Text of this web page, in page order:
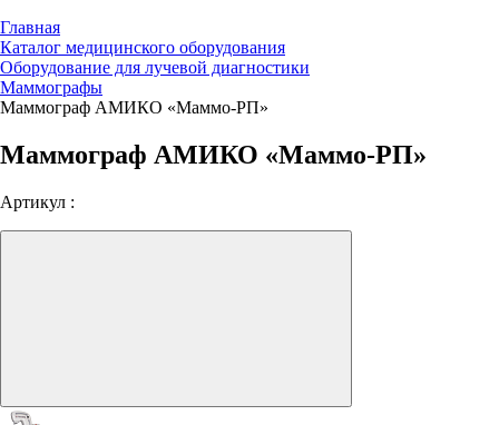
Главная
Каталог медицинского оборудования
Оборудование для лучевой диагностики
Маммографы
Маммограф АМИКО «Маммо-РП»
Маммограф АМИКО «Маммо-РП»
Артикул :